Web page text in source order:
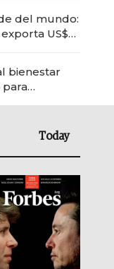
del mundo:
US$
bienestar
Today